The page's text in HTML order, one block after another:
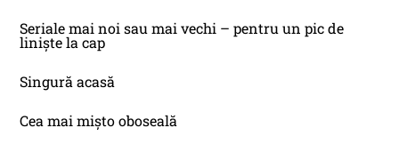
Seriale mai noi sau mai vechi – pentru un pic de
liniște la cap
Singură acasă
Cea mai mișto oboseală